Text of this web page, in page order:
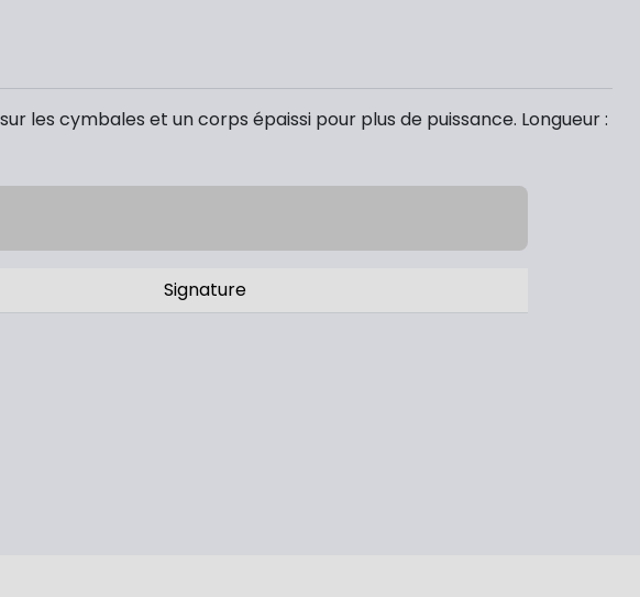
les cymbales et un corps épaissi pour plus de puissance. Longueur :
Signature